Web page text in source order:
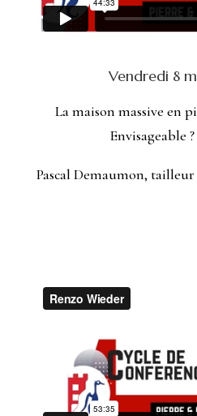
Vendredi 8
La maison massive en
Envisageable
Pascal Demaumon,